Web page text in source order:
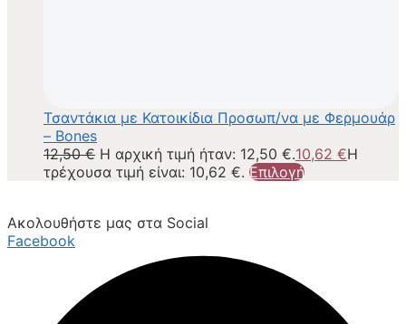
Τσαντάκια με Κατοικίδια Προσωπ/να με Φερμουάρ
– Bones
12,50€ Η αρχική τιμή ήταν: 12,50 €.10,62 €Η
τρέχουσα τιμή είναι: 10,62 €. Επιλογή
Ακολουθήστε μας στα Social
Facebook